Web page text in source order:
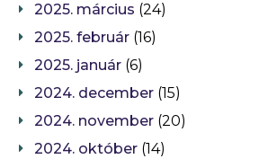
2025. március (24)
2025. február (16)
2025. január (6)
2024. december (15)
2024. november (20)
2024. október (14)